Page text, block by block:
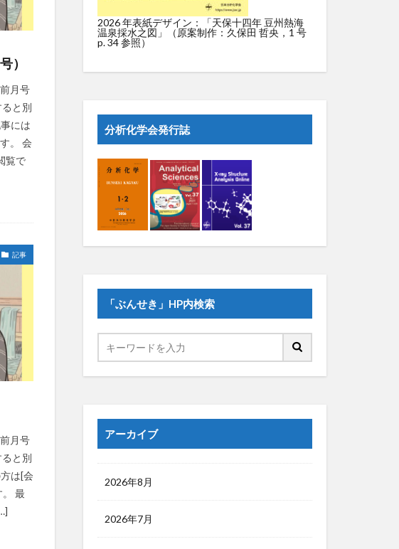
）
月号
と別
には
。 会
覧で
記事
月号
と別
は[会
最
2026 年表紙デザイン：「天保十四年 豆州熱海
温泉採水之図」（原案制作：久保田 哲央，1 号
p. 34 参照）
分析化学会発行誌
「ぶんせき」HP内検索
アーカイブ
2026年8月
2026年7月